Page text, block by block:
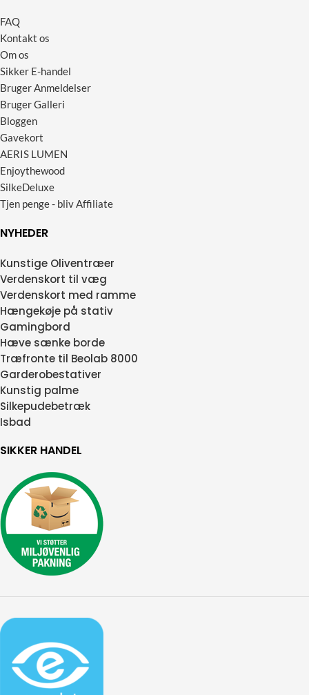
FAQ
Kontakt os
Om os
Sikker E-handel
Bruger Anmeldelser
Bruger Galleri
Bloggen
Gavekort
AERIS LUMEN
Enjoythewood
SilkeDeluxe
Tjen penge - bliv Affiliate
NYHEDER
Kunstige Oliventræer
Verdenskort til væg
Verdenskort med ramme
Hængekøje på stativ
Gamingbord
Hæve sænke borde
Træfronte til Beolab 8000
Garderobestativer
Kunstig palme
Silkepudebetræk
Isbad
SIKKER HANDEL